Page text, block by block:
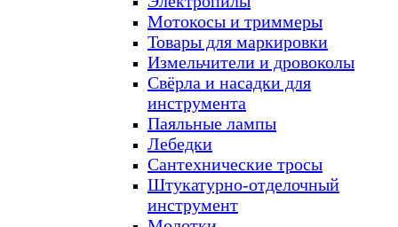
Мотокосы и триммеры
Товары для маркировки
Измельчители и дровоколы
Свёрла и насадки для
инструмента
Паяльные лампы
Лебедки
Сантехнические тросы
Штукатурно-отделочный
инструмент